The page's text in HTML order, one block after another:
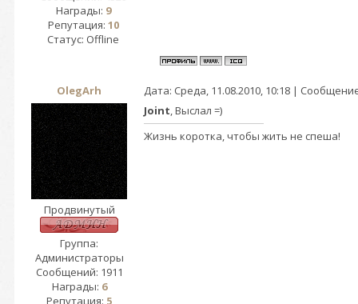
Награды: 9
Репутация: 10
Статус: Offline
OlegArh Дата: Среда, 11.08.2010, 10:18 |
Продвинутый
Группа:
Администраторы
Сообщений: 1911
Награды: 6
Репутация: 5
Joint, Выслал =)
Жизнь коротка, чтобы жить не спеша!